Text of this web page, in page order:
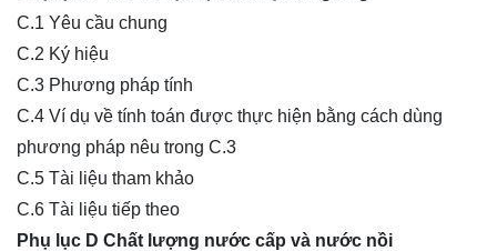
C.1 Yêu cầu chung
C.2 Ký hiệu
C.3 Phương pháp tính
C.4 Ví dụ về tính toán được thực hiện bằng cách dùng
phương pháp nêu trong C.3
C.5 Tài liệu tham khảo
C.6 Tài liệu tiếp theo
Phụ lục D Chất lượng nước cấp và nước nồi